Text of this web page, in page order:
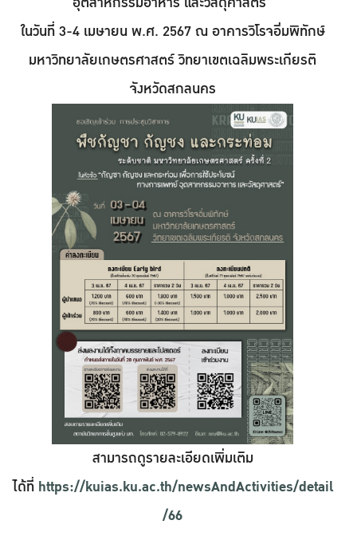
ในวันที่ 3-4 เมษายน พ.ศ. 2567 ณ อาคารวิโรจอิ่มพิทักษ์
มหาวิทยาลัยเกษตรศาสตร์ วิทยาเขตเฉลิมพระเกียรติ
จังหวัดสกลนคร
สามารถดูรายละเอียดเพิ่มเติม
ได้ที่ https://kuias.ku.ac.th/newsAndActivities/detail
/66